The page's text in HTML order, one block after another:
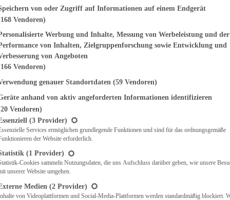
& QUICHES
finden Sie eine Liste der Zwecke des IAB Transparency and
von oder Zugriff auf Informationen auf einem Endgerät
Vendoren)
Werbung und Inhalte, Messung von Werbeleistung und der
von Inhalten, Zielgruppenforschung sowie Entwicklung und
von Angeboten
Vendoren)
genauer Standortdaten (59 Vendoren)
anhand von aktiv angeforderten Informationen identifizieren
Vendoren)
eine Liste der Service-Gruppen, für die eine Einwilligung erteilt werden
(3 Provider)
Services ermöglichen grundlegende Funktionen und sind für das ordnungsgemäße
der Website erforderlich.
(1 Provider)
Cookies sammeln Nutzungsdaten, die uns Aufschluss darüber geben, wie unsere
unserer Website umgehen.
Medien (2 Provider)
von Videoplattformen und Social-Media-Plattformen werden standardmäßig blockiert.